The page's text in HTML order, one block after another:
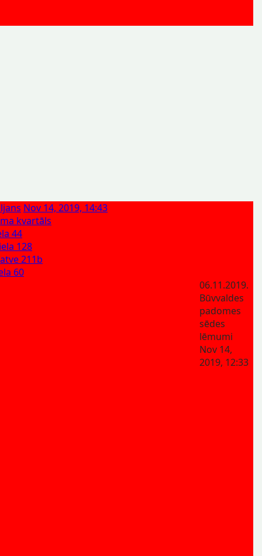
Nov 14, 2019, 14:43
kvartāls
44
128
211b
60
06.11.2019.
Būvvaldes
padomes
sēdes
lēmumi
Nov 14,
2019, 12:33